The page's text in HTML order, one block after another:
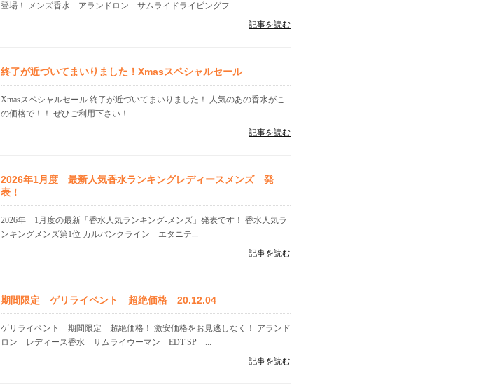
登場！ メンズ香水 アランドロン サムライドライビングフ...
記事を読む
終了が近づいてまいりました！Xmasスペシャルセール
Xmasスペシャルセール 終了が近づいてまいりました！ 人気のあの香水がこ
の価格で！！ ぜひご利用下さい！...
記事を読む
2026年1月度 最新人気香水ランキングレディースメンズ 発
表！
2026年 1月度の最新「香水人気ランキング-メンズ」発表です！ 香水人気ラ
ンキングメンズ第1位 カルバンクライン エタニテ...
記事を読む
期間限定 ゲリライベント 超絶価格 20.12.04
ゲリライベント 期間限定 超絶価格！ 激安価格をお見逃しなく！ アランド
ロン レディース香水 サムライウーマン EDT SP ...
記事を読む